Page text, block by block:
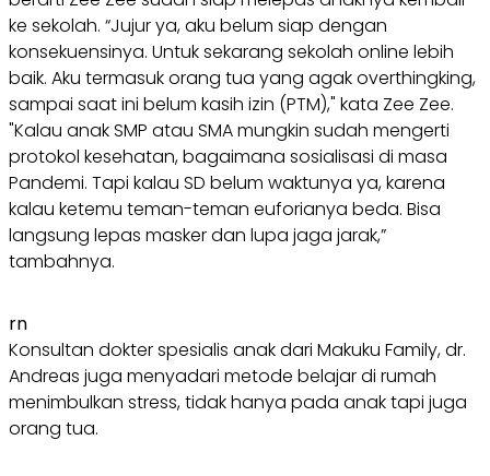
ke sekolah. “Jujur ya, aku belum siap dengan
konsekuensinya. Untuk sekarang sekolah online lebih
baik. Aku termasuk orang tua yang agak overthingking,
sampai saat ini belum kasih izin (PTM)," kata Zee Zee.
"Kalau anak SMP atau SMA mungkin sudah mengerti
protokol kesehatan, bagaimana sosialisasi di masa
Pandemi. Tapi kalau SD belum waktunya ya, karena
kalau ketemu teman-teman euforianya beda. Bisa
langsung lepas masker dan lupa jaga jarak,”
tambahnya.
rn
Konsultan dokter spesialis anak dari Makuku Family, dr.
Andreas juga menyadari metode belajar di rumah
menimbulkan stress, tidak hanya pada anak tapi juga
orang tua.